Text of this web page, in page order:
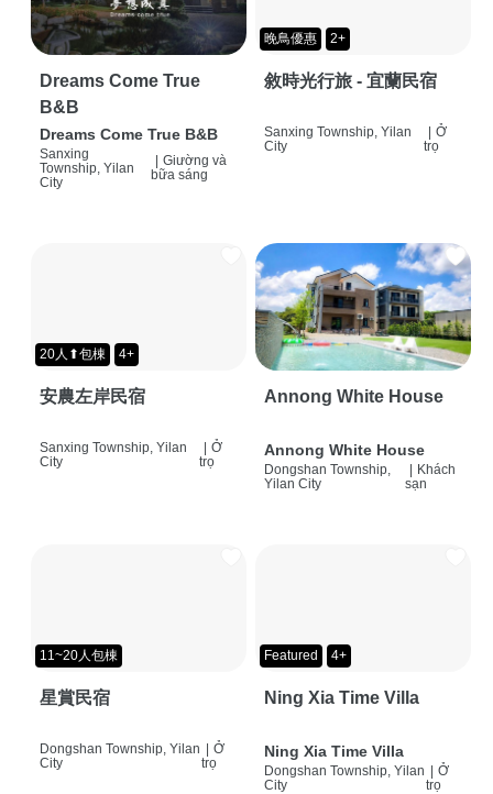
Dreams Come True
B&B
Dreams Come True B&B
Sanxing
Township, Yilan
City
Giường và
bữa sáng
晚鳥優惠 2+
敘時光行旅 - 宜蘭民宿
Sanxing Township, Yilan
City
| Ở
trọ
20人⬆包棟 4+
安農左岸民宿
Sanxing Township, Yilan
City
| Ở
trọ
Annong White House
Annong White House
Dongshan Township,
Yilan City
| Khách
sạn
11~20人包棟
星賞民宿
Dongshan Township, Yilan
City
Ở
trọ
Featured 4+
Ning Xia Time Villa
Ning Xia Time Villa
Dongshan Township, Yilan
City
Ở
trọ